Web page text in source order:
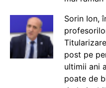
Sorin Ion,
post pe
ultimii ani
poate de